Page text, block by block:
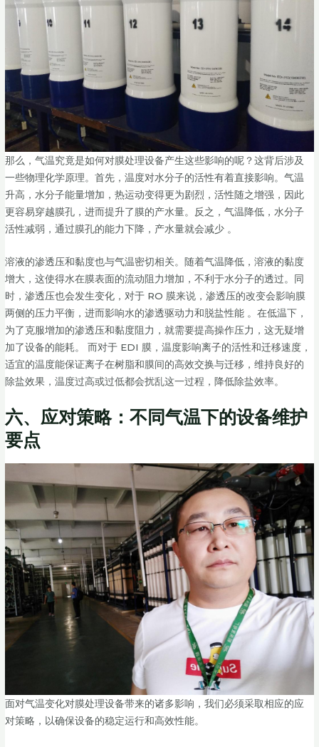
那么，气温究竟是如何对膜处理设备产生这些影响的呢？这背后涉及
一些物理化学原理。首先，温度对水分子的活性有着直接影响。气温
升高，水分子能量增加，热运动变得更为剧烈，活性随之增强，因此
更容易穿越膜孔，进而提升了膜的产水量。反之，气温降低，水分子
活性减弱，通过膜孔的能力下降，产水量就会减少 。
溶液的渗透压和黏度也与气温密切相关。随着气温降低，溶液的黏度
增大，这使得水在膜表面的流动阻力增加，不利于水分子的透过。同
时，渗透压也会发生变化，对于 RO 膜来说，渗透压的改变会影响膜
两侧的压力平衡，进而影响水的渗透驱动力和脱盐性能 。在低温下，
为了克服增加的渗透压和黏度阻力，就需要提高操作压力，这无疑增
加了设备的能耗。 而对于 EDI 膜，温度影响离子的活性和迁移速度，
适宜的温度能保证离子在树脂和膜间的高效交换与迁移，维持良好的
除盐效果，温度过高或过低都会扰乱这一过程，降低除盐效率。
六、应对策略：不同气温下的设备维护
要点
面对气温变化对膜处理设备带来的诸多影响，我们必须采取相应的应
对策略，以确保设备的稳定运行和高效性能。